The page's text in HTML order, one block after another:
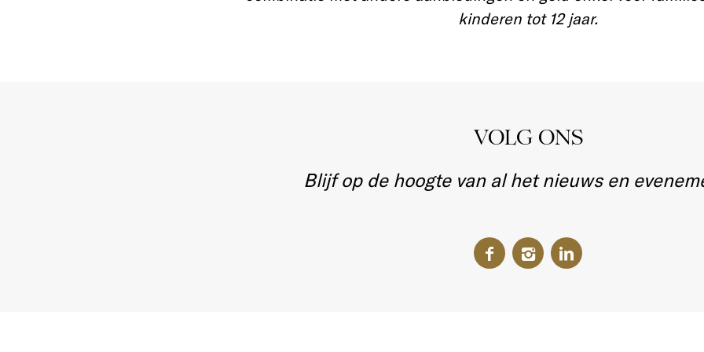
kinderen tot 12 jaar.
VOLG ONS
Blijf op de hoogte van al het nieuws en